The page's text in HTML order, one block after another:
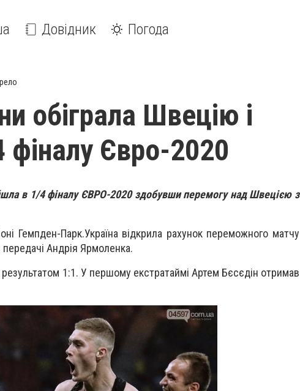
Довідник Погода
обіграла Швецію і
Євро-2020
в 1/4 фіналу ЄВРО-2020 здобувши перемогу над Швецією з
Гемпден-Парк.Україна відкрила рахунок переможного матчу
Андрія Ярмоленка.
1:1. У першому екстратаймі Артем Бєсєдін отримав